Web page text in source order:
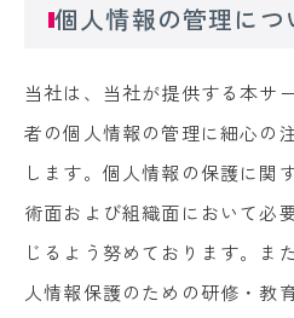
個人情報の管理につ
当社は、当社が提供する本サ
者の個人情報の管理に細心の
します。個人情報の保護に関
術面および組織面において必
じるよう努めております。ま
人情報保護のための研修・教